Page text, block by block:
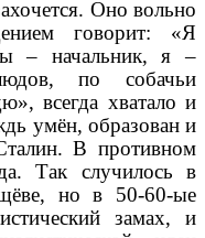
Оно вольно
говорит: «Я
– начальник, я –
по собачьи
всегда хватало и
умён, образован и
В противном
Так случилось в
но в 50-60-ые
замах, и